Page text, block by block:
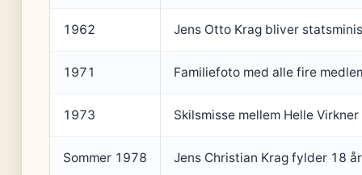
1962 Jens Otto Krag bliver
1971 Familiefoto med alle fire
1973 Skilsmisse mellem Helle
Sommer 1978 Jens Christian Krag fylder 18 år